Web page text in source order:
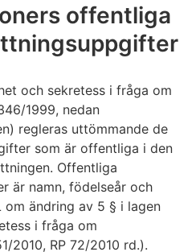
offentliga
och sekretess i fråga om
1999, nedan
regleras uttömmande de
som är offentliga i den
Offentliga
är namn, födelseår och
ändring av 5 § i lagen
i fråga om
2010, RP 72/2010 rd.).